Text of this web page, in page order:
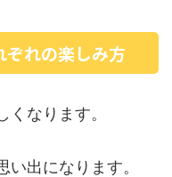
ぞれの楽しみ方
なります。
出になります。